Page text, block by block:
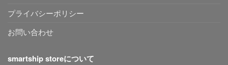
プライバシーポリシー
お問い合わせ
smartship storeについて